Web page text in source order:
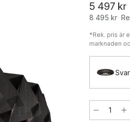
5 497 kr
8 495 kr
*Rek. pris är
marknaden